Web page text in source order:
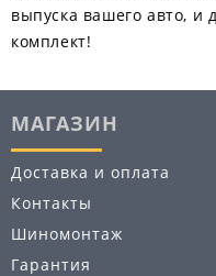
выпуска вашего авто, и
комплект!
МАГАЗИН
Доставка и оплата
Контакты
Шиномонтаж
Гарантия